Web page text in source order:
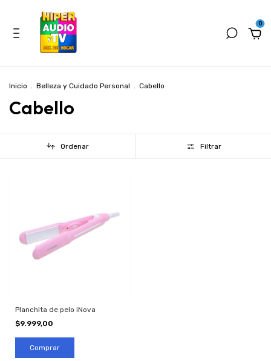
0
Inicio . Belleza y Cuidado Personal . Cabello
Cabello
Ordenar Filtrar
Planchita de pelo iNova
$9.999,00